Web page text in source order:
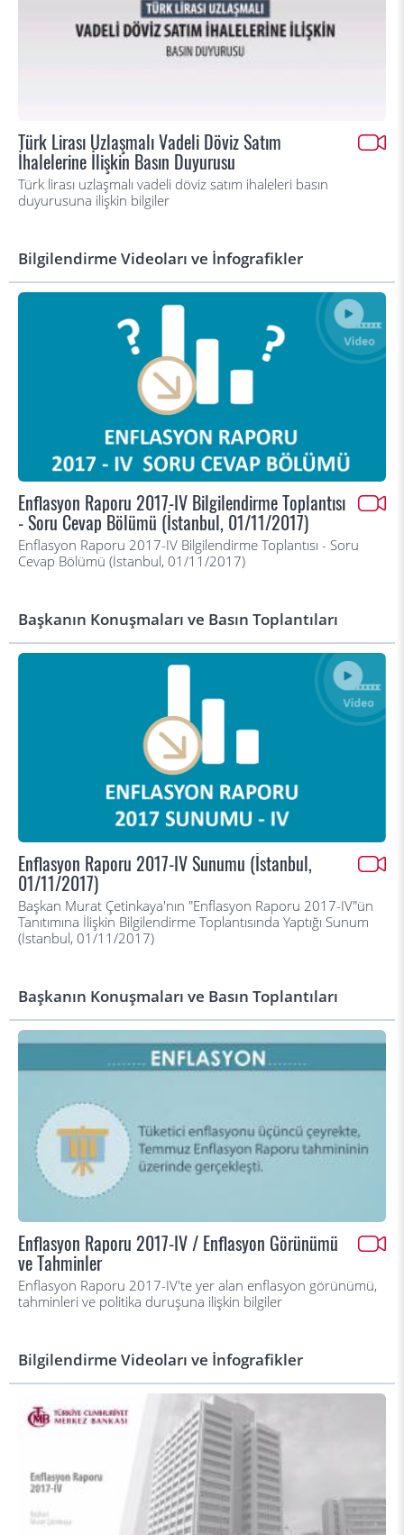
Türk Lirası Uzlaşmalı Vadeli Döviz Satım
İhalelerine İlişkin Basın Duyurusu
Türk lirası uzlaşmalı vadeli döviz satım ihaleleri basın
duyurusuna ilişkin bilgiler
Bilgilendirme Videoları ve İnfografikler
Enflasyon Raporu 2017-IV Bilgilendirme Toplantısı
- Soru Cevap Bölümü (İstanbul, 01/11/2017)
Enflasyon Raporu 2017-IV Bilgilendirme Toplantısı - Soru
Cevap Bölümü (İstanbul, 01/11/2017)
Başkanın Konuşmaları ve Basın Toplantıları
Enflasyon Raporu 2017-IV Sunumu (İstanbul,
01/11/2017)
Başkan Murat Çetinkaya'nın "Enflasyon Raporu 2017-IV"ün
Tanıtımına İlişkin Bilgilendirme Toplantısında Yaptığı Sunum
(İstanbul, 01/11/2017)
Başkanın Konuşmaları ve Basın Toplantıları
Enflasyon Raporu 2017-IV / Enflasyon Görünümü
ve Tahminler
Enflasyon Raporu 2017-IV'te yer alan enflasyon görünümü,
tahminleri ve politika duruşuna ilişkin bilgiler
Bilgilendirme Videoları ve İnfografikler